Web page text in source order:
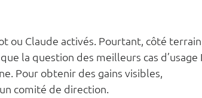
ou Claude activés. Pourtant, côté
la question des meilleurs cas d’usage
Pour obtenir des gains visibles,
comité de direction.